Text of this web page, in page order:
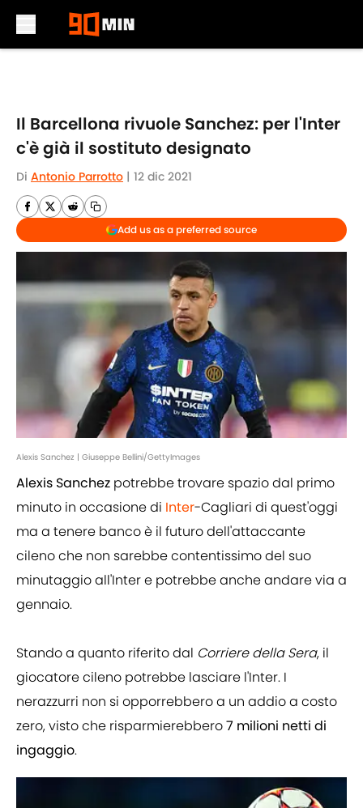
Il Barcellona rivuole Sanchez: per l'Inter
c'è già il sostituto designato
Di Antonio Parrotto | 12 dic 2021
Add us as a preferred source
Alexis Sanchez | Giuseppe Bellini/GettyImages
Alexis Sanchez potrebbe trovare spazio dal primo
minuto in occasione di Inter-Cagliari di quest'oggi
ma a tenere banco è il futuro dell'attaccante
cileno che non sarebbe contentissimo del suo
minutaggio all'Inter e potrebbe anche andare via a
gennaio.
Stando a quanto riferito dal Corriere della Sera, il
giocatore cileno potrebbe lasciare l'Inter. I
nerazzurri non si opporrebbero a un addio a costo
zero, visto che risparmierebbero7 milioni netti di
ingaggio.